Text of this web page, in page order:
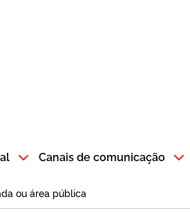
do Poupatempo SP GOV BR direciona
Canais de comunicação
ou área pública